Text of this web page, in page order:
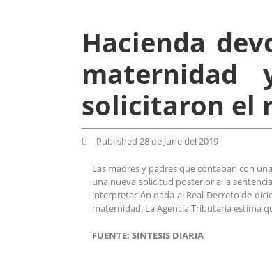
Hacienda
maternidad
solicitaron el
Published 28 de June del 2019
Las madres y padres que contaban con
una nueva solicitud posterior a la
interpretación dada al Real Decreto de
maternidad. La Agencia Tributaria estima
FUENTE: SINTESIS DIARIA